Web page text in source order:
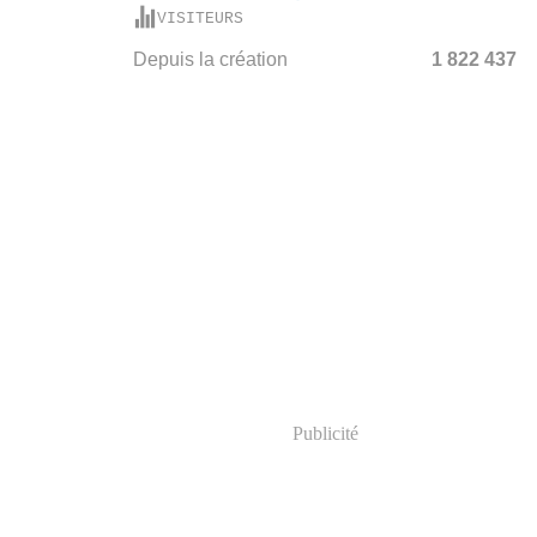
VISITEURS
Depuis la création 1 822 437
Publicité